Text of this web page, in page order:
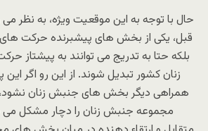
حال با توجه به این موقعیت ویژه، به نظر می
قبل، یکی از بخش های پیشبرنده حرکت
بلکه حتا به تدریج می توانند به پیشتاز
زنان کشور تبدیل شوند. از این رو اگر
همراهی دیگر بخش های جنبش زنان
مجموعه جنبش زنان را دچار مشکل می